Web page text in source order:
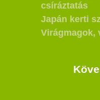
csíráztatás
Japán kerti
Virágmagok,